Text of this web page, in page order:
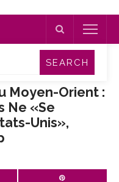
Moyen-Orient :
Ne «se
Unis»,